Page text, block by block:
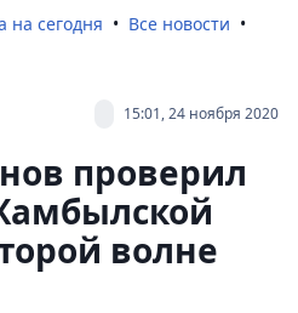
на сегодня
Все новости
15:01, 24 ноября 2020
проверил
волне